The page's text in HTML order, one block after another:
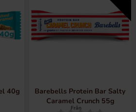
40g
Barebells Protein Bar Salty
Caramel Crunch 55g
Från